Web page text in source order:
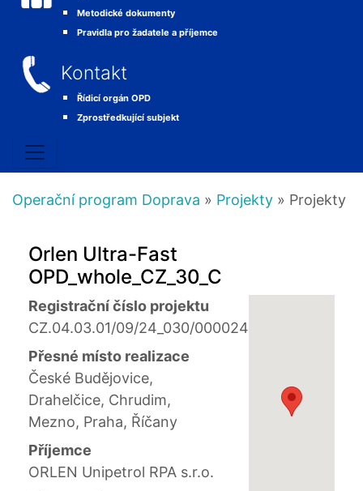
Metodické dokumenty
Pravidla pro žadatele a příjemce
Kontakt
Řídicí orgán OPD
Zprostředkující subjekt
Operační program Doprava » Projekty » Projekty
Orlen Ultra-Fast
OPD_whole_CZ_30_C
Registrační číslo projektu
CZ.04.03.01/09/24_030/0000246
Přesné místo realizace
České Budějovice,
Drahelčice, Chrudim,
Mezno, Praha, Říčany
Příjemce
ORLEN Unipetrol RPA s.r.o.